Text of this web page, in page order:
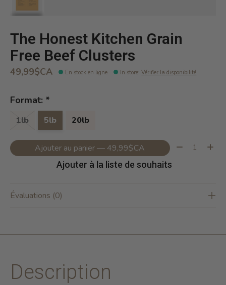
The Honest Kitchen Grain
Free Beef Clusters
49,99$CA En stock en ligne In store:Vérifier la disponibilité
Format: *
1lb 5lb 20lb
Ajouter au panier — 49,99$CA Quantité:
Ajouter à la liste de souhaits
Évaluations (0)
Description